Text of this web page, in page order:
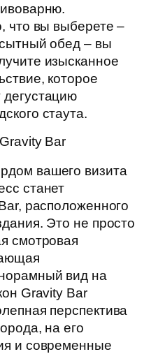
что вы выберете –
сытный обед – вы
изысканное
которое
стаута.
Bar
вашего визита
станет
расположенного
Это не просто
смотровая
вид на
Gravity Bar
перспектива
на его
и современные